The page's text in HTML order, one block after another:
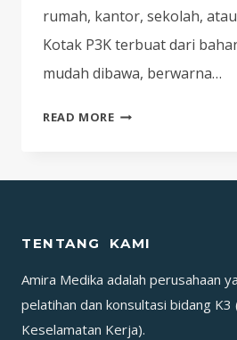
rumah, kantor, sekolah,
Kotak P3K terbuat dari
mudah dibawa, berwarna…
READ MOREPENTINGNYA
PERTOLONGAN
TEPAT
SITUASI
DARURAT
TENTANG KAMI
Amira Medika adalah perusahaan
pelatihan dan konsultasi bidang K3
Keselamatan Kerja).